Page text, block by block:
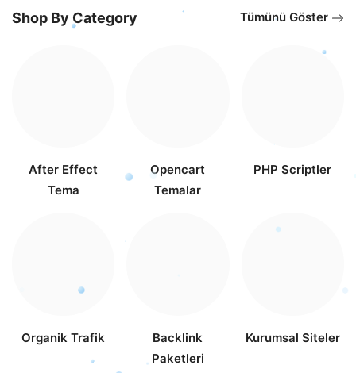
Shop By Category Tümünü Göster
After Effect
Tema
Opencart
Temalar
PHP Scriptler
Organik Trafik
Backlink
Paketleri
Kurumsal Siteler